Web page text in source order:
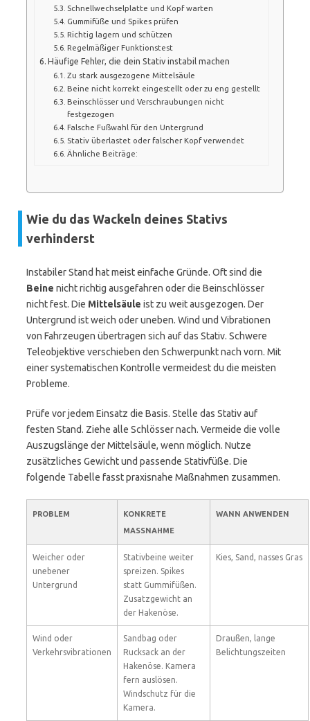
Schnellwechselplatte und Kopf warten
Gummifüße und Spikes prüfen
Richtig lagern und schützen
Regelmäßiger Funktionstest
Häufige Fehler, die dein Stativ instabil machen
Zu stark ausgezogene Mittelsäule
Beine nicht korrekt eingestellt oder zu eng gestellt
Beinschlösser und Verschraubungen nicht
festgezogen
Falsche Fußwahl für den Untergrund
Stativ überlastet oder falscher Kopf verwendet
Ähnliche Beiträge:
Wie du das Wackeln deines Stativs
verhinderst
Instabiler Stand hat meist einfache Gründe. Oft sind die
Beine nicht richtig ausgefahren oder die Beinschlösser
nicht fest. Die Mittelsäule ist zu weit ausgezogen. Der
Untergrund ist weich oder uneben. Wind und Vibrationen
von Fahrzeugen übertragen sich auf das Stativ. Schwere
Teleobjektive verschieben den Schwerpunkt nach vorn. Mit
einer systematischen Kontrolle vermeidest du die meisten
Probleme.
Prüfe vor jedem Einsatz die Basis. Stelle das Stativ auf
festen Stand. Ziehe alle Schlösser nach. Vermeide die volle
Auszugslänge der Mittelsäule, wenn möglich. Nutze
zusätzliches Gewicht und passende Stativfüße. Die
folgende Tabelle fasst praxisnahe Maßnahmen zusammen.
PROBLEM
KONKRETE
MASSNAHME
WANN ANWENDEN
Weicher oder
unebener
Untergrund
Stativbeine weiter
spreizen. Spikes
statt Gummifüßen.
Zusatzgewicht an
der Hakenöse.
Kies, Sand, nasses Gras
Wind oder
Verkehrsvibrationen
Sandbag oder
Rucksack an der
Hakenöse. Kamera
fern auslösen.
Windschutz für die
Kamera.
Draußen, lange
Belichtungszeiten